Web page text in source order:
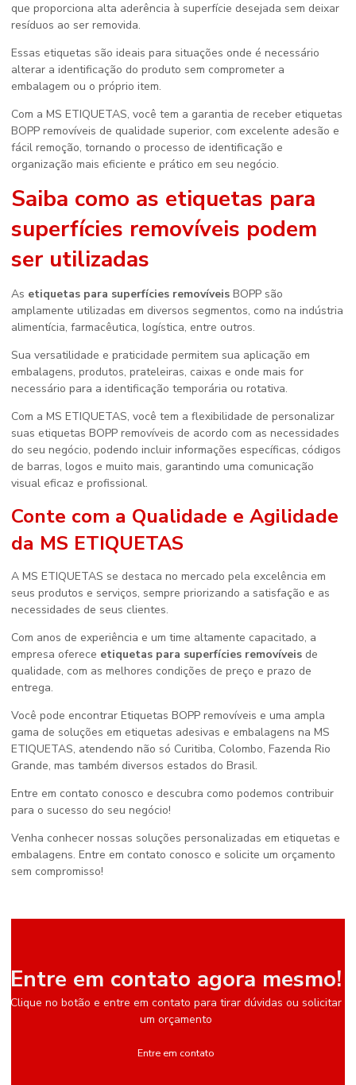
que proporciona alta aderência à superfície desejada sem deixar
resíduos ao ser removida.
Essas etiquetas são ideais para situações onde é necessário
alterar a identificação do produto sem comprometer a
embalagem ou o próprio item.
Com a MS ETIQUETAS, você tem a garantia de receber etiquetas
BOPP removíveis de qualidade superior, com excelente adesão e
fácil remoção, tornando o processo de identificação e
organização mais eficiente e prático em seu negócio.
Saiba como as etiquetas para
superfícies removíveis podem
ser utilizadas
As etiquetas para superfícies removíveis BOPP são
amplamente utilizadas em diversos segmentos, como na indústria
alimentícia, farmacêutica, logística, entre outros.
Sua versatilidade e praticidade permitem sua aplicação em
embalagens, produtos, prateleiras, caixas e onde mais for
necessário para a identificação temporária ou rotativa.
Com a MS ETIQUETAS, você tem a flexibilidade de personalizar
suas etiquetas BOPP removíveis de acordo com as necessidades
do seu negócio, podendo incluir informações específicas, códigos
de barras, logos e muito mais, garantindo uma comunicação
visual eficaz e profissional.
Conte com a Qualidade e Agilidade
da MS ETIQUETAS
A MS ETIQUETAS se destaca no mercado pela excelência em
seus produtos e serviços, sempre priorizando a satisfação e as
necessidades de seus clientes.
Com anos de experiência e um time altamente capacitado, a
empresa oferece etiquetas para superfícies removíveis de
qualidade, com as melhores condições de preço e prazo de
entrega.
Você pode encontrar Etiquetas BOPP removíveis e uma ampla
gama de soluções em etiquetas adesivas e embalagens na MS
ETIQUETAS, atendendo não só Curitiba, Colombo, Fazenda Rio
Grande, mas também diversos estados do Brasil.
Entre em contato conosco e descubra como podemos contribuir
para o sucesso do seu negócio!
Venha conhecer nossas soluções personalizadas em etiquetas e
embalagens. Entre em contato conosco e solicite um orçamento
sem compromisso!
Entre em contato agora mesmo!
Clique no botão e entre em contato para tirar dúvidas ou solicitar
um orçamento
Entre em contato